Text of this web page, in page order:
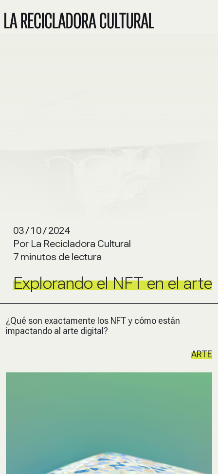
03 / 10 / 2024
Por La Recicladora Cultural
7 minutos de lectura
Explorando el NFT en el arte
¿Qué son exactamente los NFT y cómo están
impactando al arte digital?
ARTE